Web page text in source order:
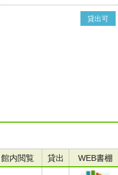
貸出可
館内閲覧 貸出 WEB書棚